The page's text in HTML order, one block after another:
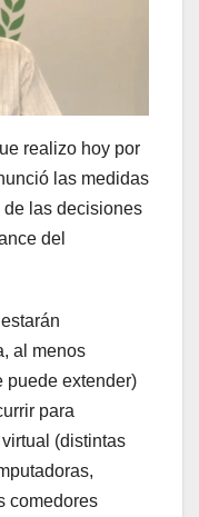
realizo hoy por
las medidas
de las decisiones
del
al menos
puede extender)
para
(distintas
comedores